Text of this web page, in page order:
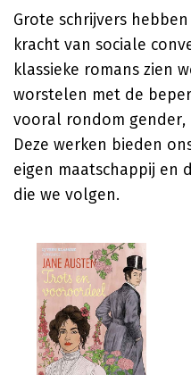
Grote schrijvers
kracht van sociale
klassieke romans zien
worstelen met de
vooral rondom gender,
Deze werken bieden
eigen maatschappij en
die we volgen.